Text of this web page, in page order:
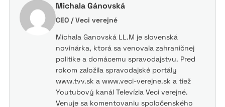
Michala Gánovská
CEO / Veci verejné
Michala Ganovská LL.M je slovenská
novinárka, ktorá sa venovala zahraničnej
politike a domácemu spravodajstvu. Pred
rokom založila spravodajské portály
www.tvv.sk a www.veci-verejne.sk a tiež
Youtubový kanál Televízia Veci verejné.
Venuje sa komentovaniu spoločenského